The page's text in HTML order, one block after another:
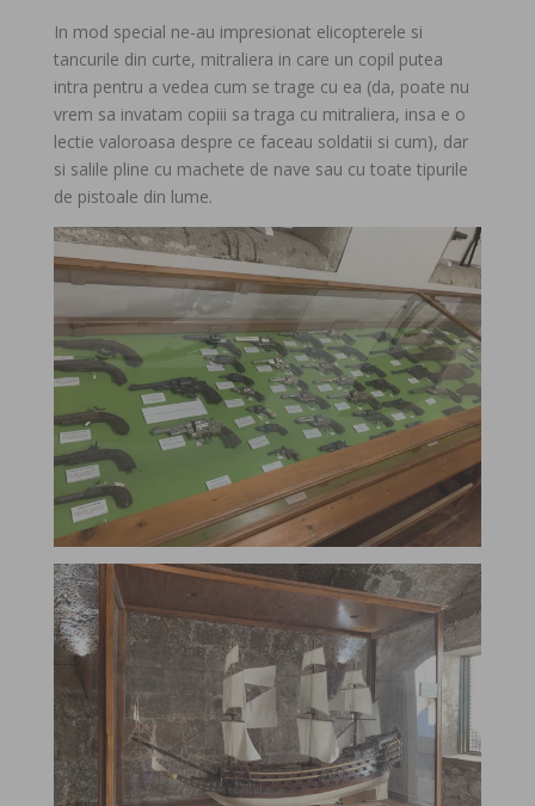
In mod special ne-au impresionat elicopterele si
tancurile din curte, mitraliera in care un copil putea
intra pentru a vedea cum se trage cu ea (da, poate nu
vrem sa invatam copiii sa traga cu mitraliera, insa e o
lectie valoroasa despre ce faceau soldatii si cum), dar
si salile pline cu machete de nave sau cu toate tipurile
de pistoale din lume.